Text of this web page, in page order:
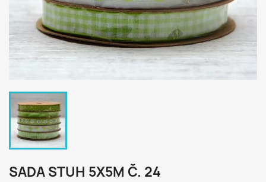
SADA STUH 5X5M Č. 24